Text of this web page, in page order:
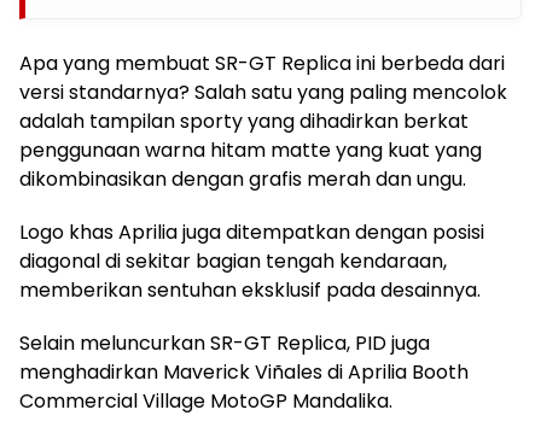
Apa yang membuat SR-GT Replica ini berbeda dari
versi standarnya? Salah satu yang paling mencolok
adalah tampilan sporty yang dihadirkan berkat
penggunaan warna hitam matte yang kuat yang
dikombinasikan dengan grafis merah dan ungu.
Logo khas Aprilia juga ditempatkan dengan posisi
diagonal di sekitar bagian tengah kendaraan,
memberikan sentuhan eksklusif pada desainnya.
Selain meluncurkan SR-GT Replica, PID juga
menghadirkan Maverick Viñales di Aprilia Booth
Commercial Village MotoGP Mandalika.